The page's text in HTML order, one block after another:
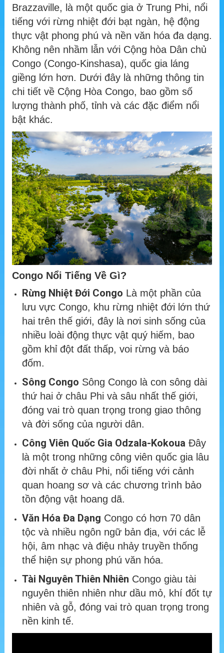
Brazzaville, là một quốc gia ở Trung Phi, nổi
tiếng với rừng nhiệt đới bạt ngàn, hệ động
thực vật phong phú và nền văn hóa đa dạng.
Không nên nhầm lẫn với Cộng hòa Dân chủ
Congo (Congo-Kinshasa), quốc gia láng
giềng lớn hơn. Dưới đây là những thông tin
chi tiết về Cộng Hòa Congo, bao gồm số
lượng thành phố, tỉnh và các đặc điểm nổi
bật khác.
Congo Nổi Tiếng Về Gì?
Rừng Nhiệt Đới Congo Là một phần của
lưu vực Congo, khu rừng nhiệt đới lớn thứ
hai trên thế giới, đây là nơi sinh sống của
nhiều loài động thực vật quý hiếm, bao
gồm khỉ đột đất thấp, voi rừng và báo
đốm.
Sông Congo Sông Congo là con sông dài
thứ hai ở châu Phi và sâu nhất thế giới,
đóng vai trò quan trọng trong giao thông
và đời sống của người dân.
Công Viên Quốc Gia Odzala-Kokoua Đây
là một trong những công viên quốc gia lâu
đời nhất ở châu Phi, nổi tiếng với cảnh
quan hoang sơ và các chương trình bảo
tồn động vật hoang dã.
Văn Hóa Đa Dạng Congo có hơn 70 dân
tộc và nhiều ngôn ngữ bản địa, với các lễ
hội, âm nhạc và điệu nhảy truyền thống
thể hiện sự phong phú văn hóa.
Tài Nguyên Thiên Nhiên Congo giàu tài
nguyên thiên nhiên như dầu mỏ, khí đốt tự
nhiên và gỗ, đóng vai trò quan trọng trong
nền kinh tế.